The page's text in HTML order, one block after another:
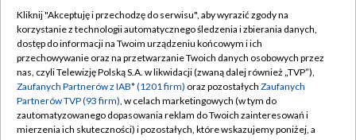
TVP
Abonament TVP
Emisja w TVP
Centrum informacji TVP
Naziemna Telewizja Cyfrowa
Regulamin TVP
Polityka prywatności
Moje zgody
Kliknij "Akceptuję i przechodzę do serwisu", aby wyrazić zgody na
korzystanie z technologii automatycznego śledzenia i zbierania danych,
dostęp do informacji na Twoim urządzeniu końcowym i ich
przechowywanie oraz na przetwarzanie Twoich danych osobowych przez
nas, czyli Telewizję Polską S.A. w likwidacji (zwaną dalej również „TVP”),
Zaufanych Partnerów z IAB* (1201 firm) oraz pozostałych Zaufanych
Partnerów TVP (93 firm), w celach marketingowych (w tym do
zautomatyzowanego dopasowania reklam do Twoich zainteresowań i
mierzenia ich skuteczności) i pozostałych, które wskazujemy poniżej, a